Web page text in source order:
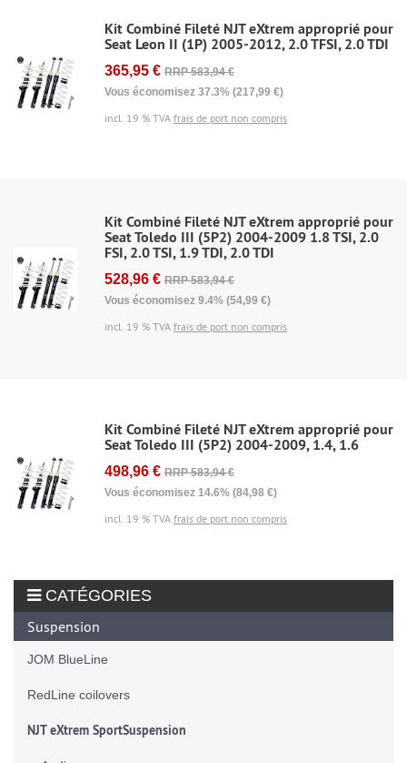
Kit Combiné Fileté NJT eXtrem approprié pour
Seat Leon II (1P) 2005-2012, 2.0 TFSI, 2.0 TDI
365,95 € RRP 583,94 €
Vous économisez 37.3% (217,99 €)
incl. 19 % TVA frais de port non compris
Kit Combiné Fileté NJT eXtrem approprié pour
Seat Toledo III (5P2) 2004-2009 1.8 TSI, 2.0
FSI, 2.0 TSI, 1.9 TDI, 2.0 TDI
528,96 € RRP 583,94 €
Vous économisez 9.4% (54,99 €)
incl. 19 % TVA frais de port non compris
Kit Combiné Fileté NJT eXtrem approprié pour
Seat Toledo III (5P2) 2004-2009, 1.4, 1.6
498,96 € RRP 583,94 €
Vous économisez 14.6% (84,98 €)
incl. 19 % TVA frais de port non compris
CATÉGORIES
Suspension
JOM BlueLine
RedLine coilovers
NJT eXtrem SportSuspension